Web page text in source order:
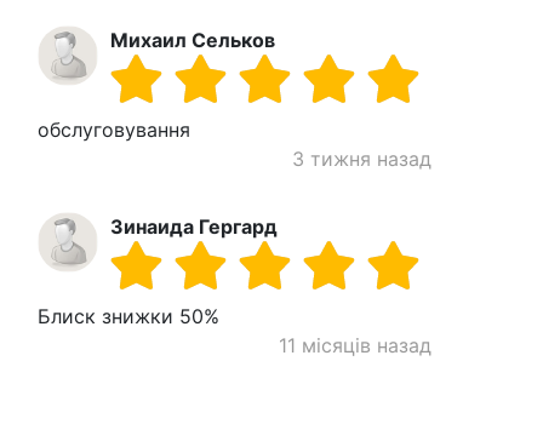
Михаил Сельков
обслуговування
3 тижня назад
Зинаида Гергард
Блиск знижки 50%
11 місяців назад